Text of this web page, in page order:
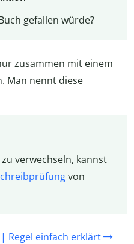
gefallen würde?
zusammen mit einem
Man nennt diese
zu verwechseln, kannst
von
Regel einfach erklärt